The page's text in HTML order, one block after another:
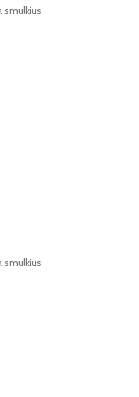
smulkius
smulkius